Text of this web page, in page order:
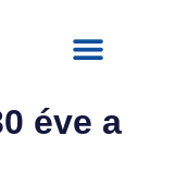
éve a